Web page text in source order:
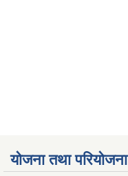
योजना तथा परियोजना